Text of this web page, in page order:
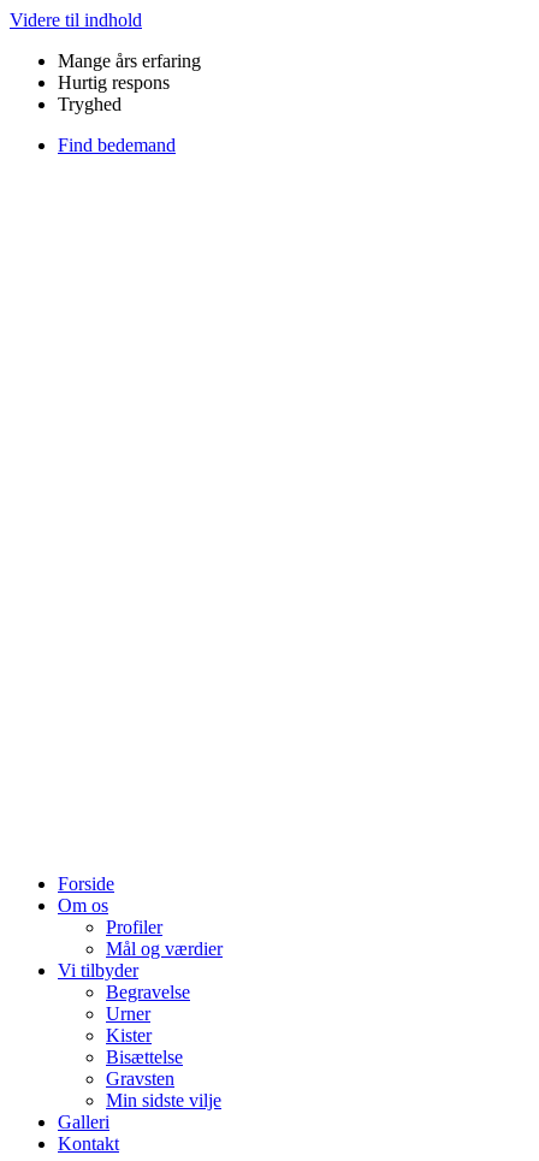
Videre til indhold
Mange års erfaring
Hurtig respons​
Tryghed
Find bedemand
Forside
Om os
Profiler
Mål og værdier
Vi tilbyder
Begravelse
Urner
Kister
Bisættelse
Gravsten
Min sidste vilje
Galleri
Kontakt